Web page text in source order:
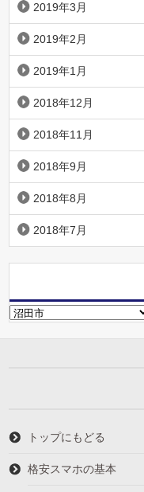
2019年3月
2019年2月
2019年1月
2018年12月
2018年11月
2018年9月
2018年8月
2018年7月
カ
トップにもどる
格安スマホの基本